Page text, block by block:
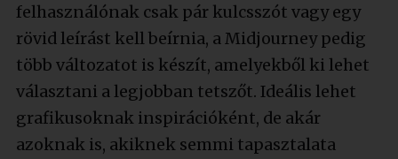
felhasználónak csak pár kulcsszót vagy egy
rövid leírást kell beírnia, a Midjourney pedig
több változatot is készít, amelyekből ki lehet
választani a legjobban tetszőt. Ideális lehet
grafikusoknak inspirációként, de akár
azoknak is, akiknek semmi tapasztalata